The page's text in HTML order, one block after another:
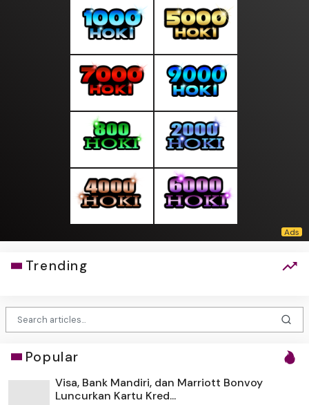
Trending
Popular
Visa, Bank Mandiri, dan Marriott Bonvoy
Luncurkan Kartu Kred...